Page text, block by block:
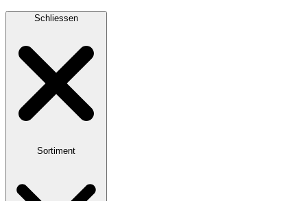
Schliessen
Sortiment